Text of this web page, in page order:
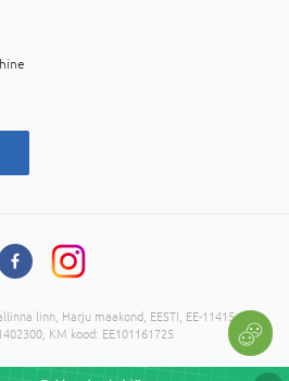
linn, Harju maakond, EESTI, EE-11415,
KM kood: EE101161725
Informatsiooni kopeerimine ilma